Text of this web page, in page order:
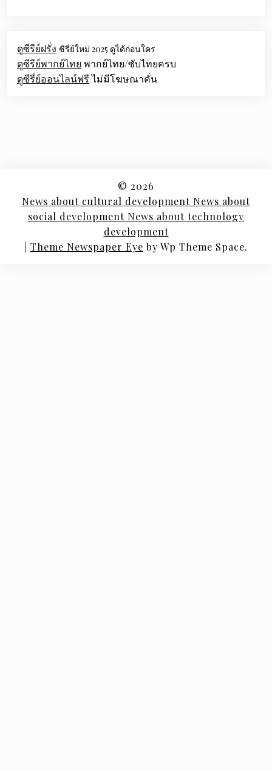
ดูซีรีย์ฝรั่ง ซีรี่ย์ใหม่ 2025 ดูได้ก่อนใคร
ดูซีรีย์พากย์ไทย พากย์ไทย/ซับไทยครบ
ดูซีรี่ย์ออนไลน์ฟรีไม่มีโฆษณาคั่น
© 2026
News about cultural development News about
social development News about technology
development
Theme Newspaper Eye by Wp Theme Space.